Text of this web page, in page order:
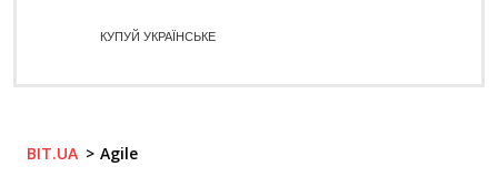
КУПУЙ УКРАЇНСЬКЕ
BIT.UA Agile